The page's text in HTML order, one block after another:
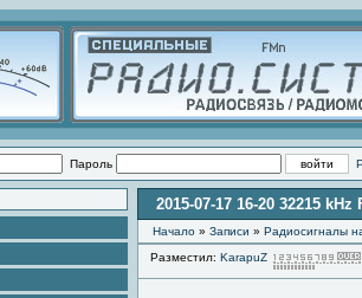
Пароль
2015-07-17 16-20 32215 kHz
Начало » Записи » Радиоcигналы
Разместил: KarapuZ